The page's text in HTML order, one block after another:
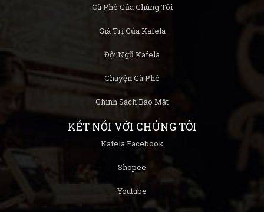
Cà Phê Của Chúng Tôi
Giá Trị Của Kafela
Đội Ngũ Kafela
Chuyện Cà Phê
Chính Sách Bảo Mật
KẾT NỐI VỚI CHÚNG TÔI
Kafela Facebook
Shopee
Youtube